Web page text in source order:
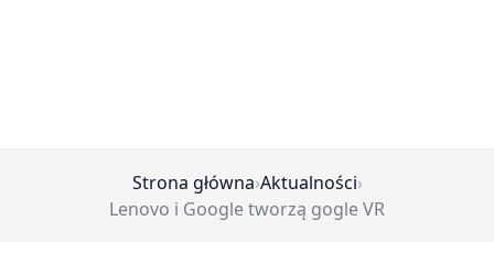
Strona główna›Aktualności›
Lenovo i Google tworzą gogle VR